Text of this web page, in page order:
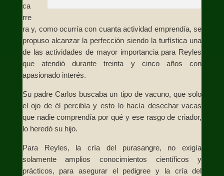
ca
rre
ra y, como ocurría con cuanta actividad emprendía, se
propuso alcanzar la perfección siendo la turfística una
de las actividades de mayor importancia para Reyles
que atendió durante treinta y cinco años con
apasionado interés.
Su padre Carlos buscaba un tipo de vacuno, que solo
el ojo de él percibía y esto lo hacía desechar vacas
que nadie comprendía por qué y ese rasgo de criador,
lo heredó su hijo.
Para Reyles, la cría del purasangre, no exigía
solamente amplios conocimientos científicos y
prácticos, para asegurar el pedigree y la cría del